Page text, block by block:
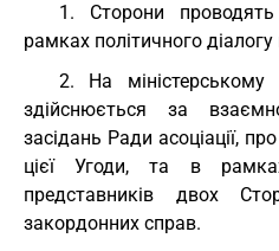
1. Сторони
рамках політичного діалогу
2. На міністерському
здійснюється за
засідань Ради асоціації,
цієї Угоди, та в
представників двох
закордонних справ.